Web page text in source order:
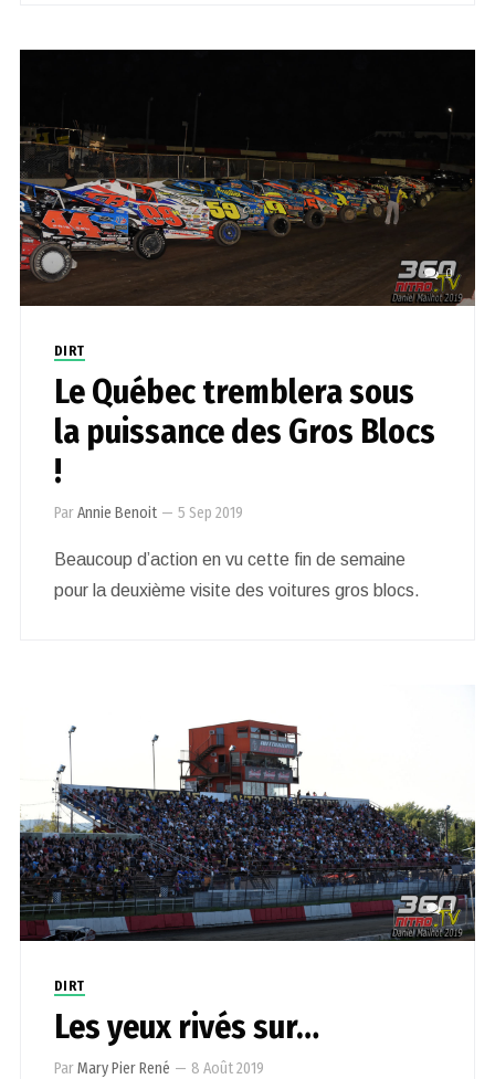
0
DIRT
Le Québec tremblera sous
la puissance des Gros Blocs
!
ParAnnie Benoit — 5 Sep 2019
Beaucoup d’action en vu cette fin de semaine
pour la deuxième visite des voitures gros blocs.
1
DIRT
Les yeux rivés sur…
ParMary Pier René — 8 Août 2019